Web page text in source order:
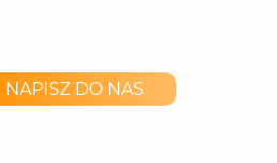
NAPISZ DO NAS